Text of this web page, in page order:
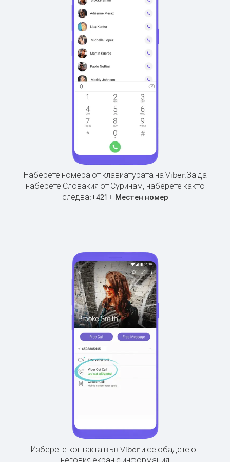
Наберете номера от клавиатурата на Viber.За да
наберете Словакия от Суринам, наберете както
следва:+421+ Местен номер
Изберете контакта във Viber и се обадете от
неговия екран с информация